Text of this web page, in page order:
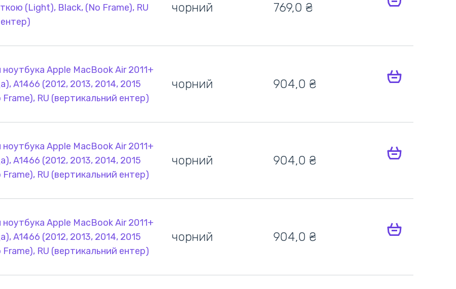
(Light), Black, (No Frame), RU
чорний 769,0 ₴
ноутбука Apple MacBook Air 2011+
A1466 (2012, 2013, 2014, 2015
Frame), RU (вертикальний ентер)
чорний 904,0 ₴
ноутбука Apple MacBook Air 2011+
A1466 (2012, 2013, 2014, 2015
Frame), RU (вертикальний ентер)
чорний 904,0 ₴
ноутбука Apple MacBook Air 2011+
A1466 (2012, 2013, 2014, 2015
Frame), RU (вертикальний ентер)
чорний 904,0 ₴